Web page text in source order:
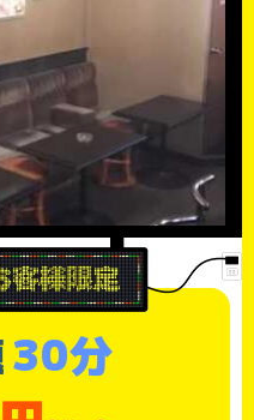
30分